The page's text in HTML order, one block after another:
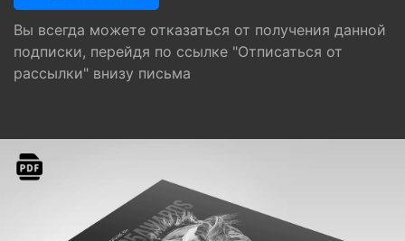
Вы всегда можете отказаться от получения данной
подписки, перейдя по ссылке "Отписаться от
рассылки" внизу письма